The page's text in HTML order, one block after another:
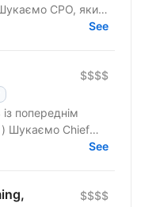
CPO, який
See
$$$$
попереднім
/ Revenue), який...
See
$$$$